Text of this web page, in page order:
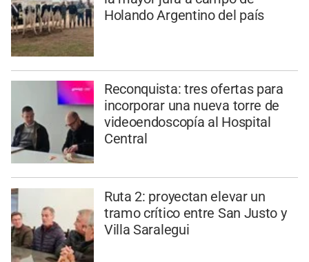
Holando Argentino del país
Reconquista: tres ofertas para
incorporar una nueva torre de
videoendoscopía al Hospital
Central
Ruta 2: proyectan elevar un
tramo crítico entre San Justo y
Villa Saralegui